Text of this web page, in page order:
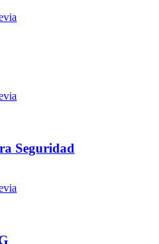
Seguridad